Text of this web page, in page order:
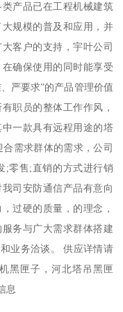
产品已在工程机械建筑
规模的普及和应用，并
客户的支持，宇叶公司
确保使用的同时能享受
严要求”的产品管理价值
职员的整体工作作风，
一款具有远程用途的塔
需求群体的需求，公司
;零售;直销的方式进行销
司安防通信产品有意向
过硬的质量，的理念，
务与广大需求群体搭建
业务洽谈。 供应详情请
黑匣子，河北塔吊黑匣
息